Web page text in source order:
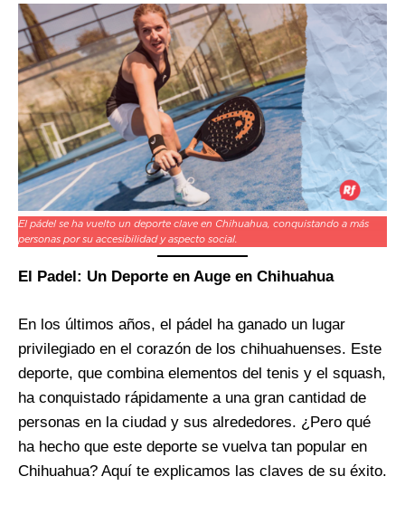
El pádel se ha vuelto un deporte clave en Chihuahua, conquistando a más
personas por su accesibilidad y aspecto social.
El Padel: Un Deporte en Auge en Chihuahua
En los últimos años, el pádel ha ganado un lugar
privilegiado en el corazón de los chihuahuenses. Este
deporte, que combina elementos del tenis y el squash,
ha conquistado rápidamente a una gran cantidad de
personas en la ciudad y sus alrededores. ¿Pero qué
ha hecho que este deporte se vuelva tan popular en
Chihuahua? Aquí te explicamos las claves de su éxito.